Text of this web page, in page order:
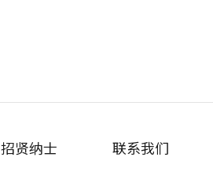
招贤纳士 联系我们